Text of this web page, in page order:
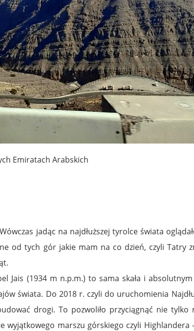
Emiratach Arabskich
jadąc na najdłuższej tyrolce świata
od tych gór jakie mam na co dzień, czyli Tatry
Jais (1934 m n.p.m.) to sama skała i
świata. Do 2018 r. czyli do uruchomienia
drogi. To pozwoliło przyciągnąć nie tylko
wyjątkowego marszu górskiego czyli